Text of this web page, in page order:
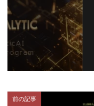
前の記事